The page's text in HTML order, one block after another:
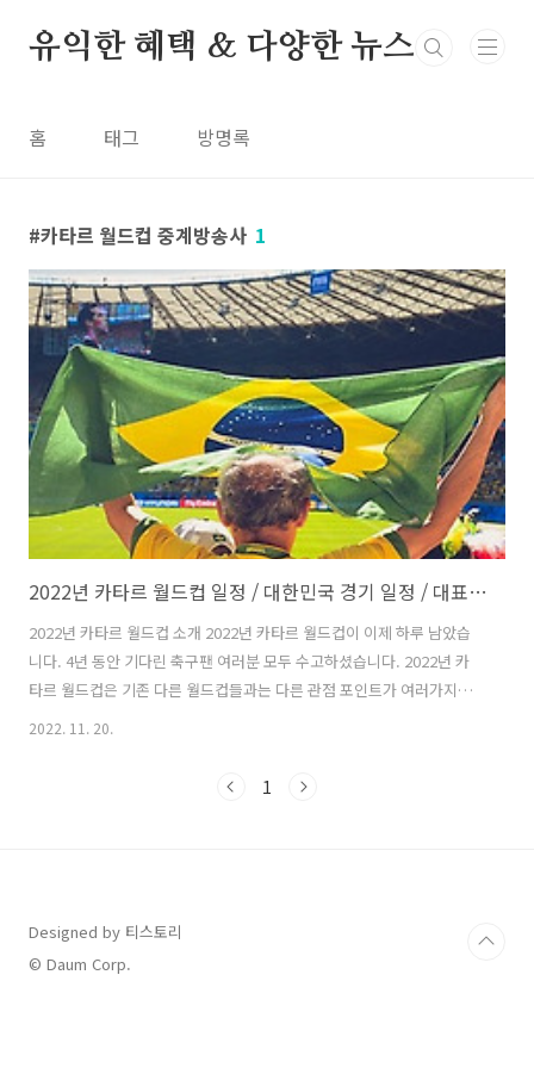
유익한 혜택 & 다양한 뉴스
홈 태그 방명록
카타르 월드컵 중계방송사 1
2022년 카타르 월드컵 일정 / 대한민국 경기 일정 / 대표팀 명단 / 중계 방송사
2022년 카타르 월드컵 소개 2022년 카타르 월드컵이 이제 하루 남았습
니다. 4년 동안 기다린 축구팬 여러분 모두 수고하셨습니다. 2022년 카
타르 월드컵은 기존 다른 월드컵들과는 다른 관점 포인트가 여러가지가
있습니다. 사상 첫 중동 월드컵 & 아시아에서 개최되는 두 번째 월드컵
(카타르 면적이 좁기 때문입니다.) 32개국 본선 진출 방식의 마지막 월드
2022. 11. 20.
1
Designed by 티스토리
© Daum Corp.